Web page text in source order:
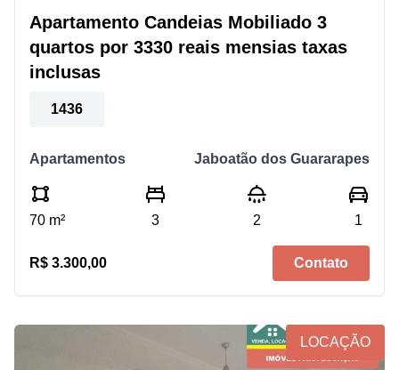
Apartamento Candeias Mobiliado 3
quartos por 3330 reais mensias taxas
inclusas
1436
Apartamentos Jaboatão dos Guararapes
70 m² 3 2 1
R$ 3.300,00 Contato
LOCAÇÃO